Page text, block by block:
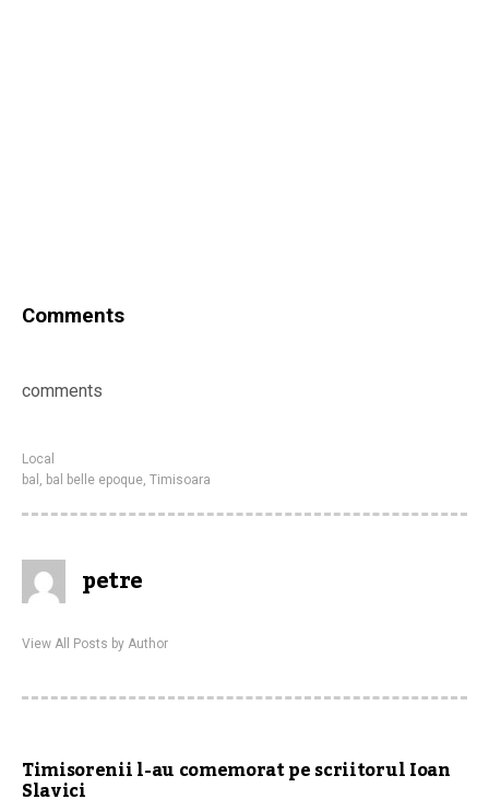
Comments
comments
Local
bal , bal belle epoque, Timisoara
petre
View All Posts by Author
Timisorenii l-au comemorat pe scriitorul Ioan
Slavici